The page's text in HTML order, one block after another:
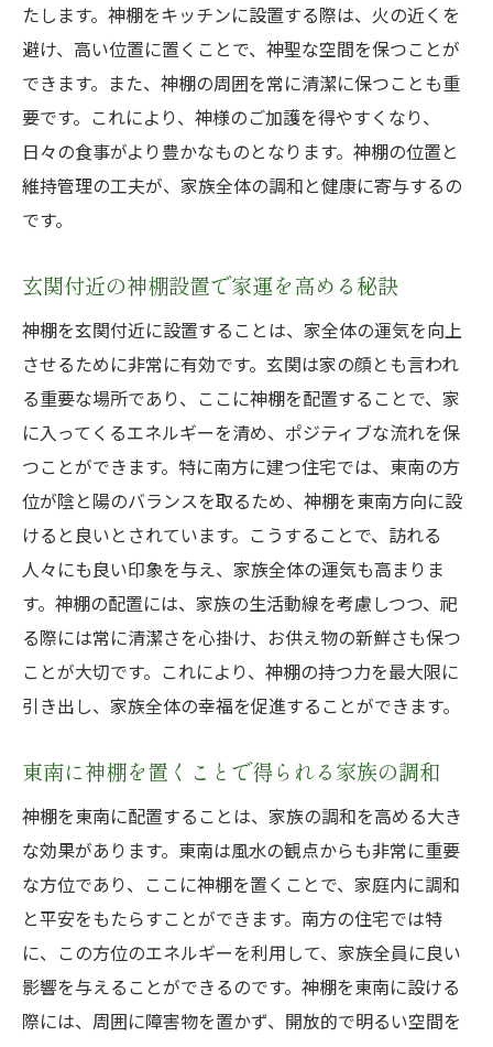
神棚を置くことで得られる家族の心の平安
生活動線と神棚の配置の調和を考える
神棚を配置する際のスペースの最適化技術
家族全員が神棚を効果的に利用するための
日々のストレス軽減に役立つ神棚の配置法
東南方位が心に与える癒しのエネルギー
神棚を通じて得られる精神的安定の効果
東南の神棚がもたらす心の平穏の理由
家族全員の心の健康を守るための神棚配置
神棚による心のリフレッシュ効果を最大化
する
神棚の位置が家運を左右する南方住宅での効果
的な配置法
家運を高めるための神棚の具体的配置例
東南の力を活かした神棚配置による家運向
上
法
神棚の配置で期待できる家族の豊かさの向
上
南方住宅の特徴を踏まえた神棚配置の工夫
神棚を活かした生活改善の具体的ステップ
たします。神棚をキッチンに設置する際は、火の近くを
避け、高い位置に置くことで、神聖な空間を保つことが
できます。また、神棚の周囲を常に清潔に保つことも重
要です。これにより、神様のご加護を得やすくなり、
日々の食事がより豊かなものとなります。神棚の位置と
維持管理の工夫が、家族全体の調和と健康に寄与するの
です。
玄関付近の神棚設置で家運を高める秘訣
神棚を玄関付近に設置することは、家全体の運気を向上
させるために非常に有効です。玄関は家の顔とも言われ
る重要な場所であり、ここに神棚を配置することで、家
に入ってくるエネルギーを清め、ポジティブな流れを保
つことができます。特に南方に建つ住宅では、東南の方
位が陰と陽のバランスを取るため、神棚を東南方向に設
けると良いとされています。こうすることで、訪れる
人々にも良い印象を与え、家族全体の運気も高まりま
す。神棚の配置には、家族の生活動線を考慮しつつ、祀
る際には常に清潔さを心掛け、お供え物の新鮮さも保つ
ことが大切です。これにより、神棚の持つ力を最大限に
引き出し、家族全体の幸福を促進することができます。
東南に神棚を置くことで得られる家族の調和
神棚を東南に配置することは、家族の調和を高める大き
な効果があります。東南は風水の観点からも非常に重要
な方位であり、ここに神棚を置くことで、家庭内に調和
と平安をもたらすことができます。南方の住宅では特
に、この方位のエネルギーを利用して、家族全員に良い
影響を与えることができるのです。神棚を東南に設ける
際には、周囲に障害物を置かず、開放的で明るい空間を